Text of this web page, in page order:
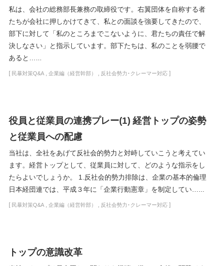
私は、会社の総務部長兼務の取締役です。右翼団体を自称する者
たちが会社に押しかけてきて、私との面談を強要してきたので、
部下に対して「私のところまでこないように、君たちの責任で解
決しなさい」と指示しています。部下たちは、私のことを弱腰で
あると…...
[ 民暴対策Q&A, 企業編（経営幹部） , 反社会勢力･クレーマー対応]
役員と従業員の連携プレー(1) 経営トップの姿勢
と従業員への配慮
当社は、全社をあげて反社会的勢力と対峙していこうと考えてい
ます。経営トップとして、従業員に対して、どのような指示をし
たらよいでしょうか。 1.反社会的勢力排除は、企業の基本的倫理
日本経団連では、平成３年に「企業行動憲章」を制定してい…...
[ 民暴対策Q&A, 企業編（経営幹部） , 反社会勢力･クレーマー対応]
トップの意識改革